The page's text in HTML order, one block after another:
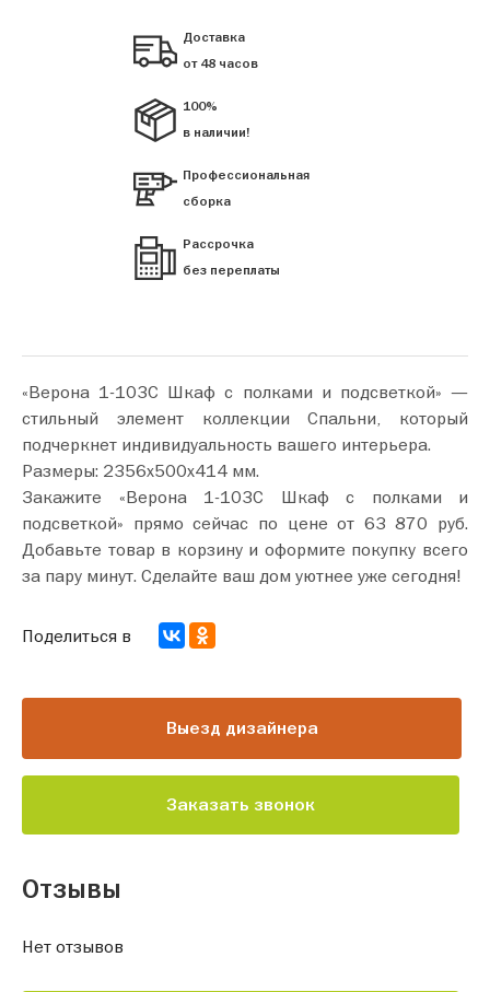
Доставка
от 48 часов
100%
в наличии!
Профессиональная
сборка
Рассрочка
без переплаты
«Верона 1-103С Шкаф с полками и подсветкой» —
стильный элемент коллекции Спальни, который
подчеркнет индивидуальность вашего интерьера.
Размеры: 2356х500х414 мм.
Закажите «Верона 1-103С Шкаф с полками и
подсветкой» прямо сейчас по цене от 63 870 руб.
Добавьте товар в корзину и оформите покупку всего
за пару минут. Сделайте ваш дом уютнее уже сегодня!
Выезд дизайнера
Заказать звонок
Поделиться в
Отзывы
Нет отзывов